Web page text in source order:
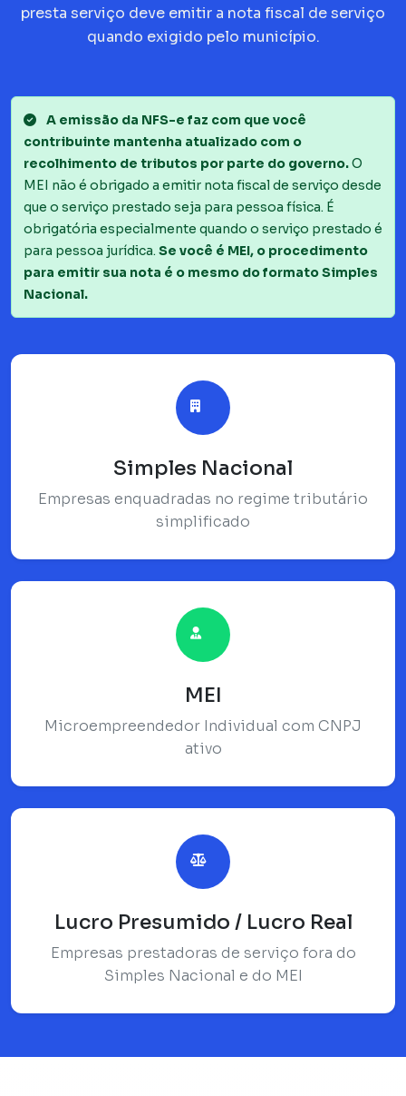
presta serviço deve emitir a nota fiscal de serviço
quando exigido pelo município.
A emissão da NFS-e faz com que você
contribuinte mantenha atualizado com o
recolhimento de tributos por parte do governo.O
MEI não é obrigado a emitir nota fiscal de serviço desde
que o serviço prestado seja para pessoa física. É
obrigatória especialmente quando o serviço prestado é
para pessoa jurídica. Se você é MEI, o procedimento
para emitir sua nota é o mesmo do formato Simples
Nacional.
Simples Nacional
Empresas enquadradas no regime tributário
simplificado
MEI
Microempreendedor Individual com CNPJ
ativo
Lucro Presumido / Lucro Real
Empresas prestadoras de serviço fora do
Simples Nacional e do MEI